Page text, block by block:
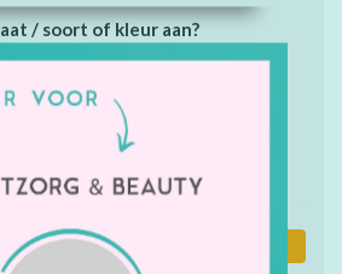
/ soort of kleur aan?
Toevoegen aan winkelwagen